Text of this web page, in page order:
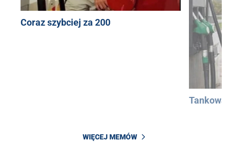
Coraz szybciej za 200
WIĘCEJ MEMÓW